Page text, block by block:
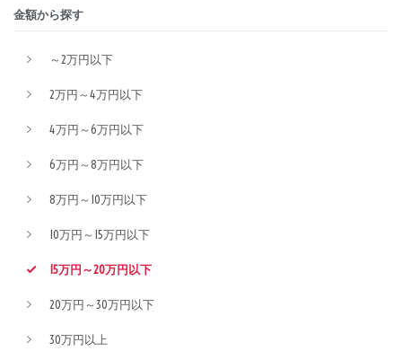
金額から探す
～2万円以下
2万円～4万円以下
4万円～6万円以下
6万円～8万円以下
8万円～10万円以下
10万円～15万円以下
15万円～20万円以下
20万円～30万円以下
30万円以上